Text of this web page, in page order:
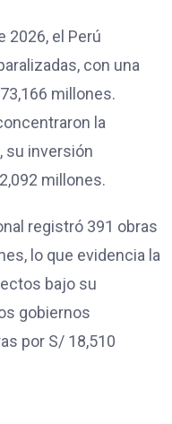
2026, el Perú
con una
millones.
la
su inversión
millones.
registró 391 obras
lo que evidencia la
bajo su
gobiernos
por S/ 18,510